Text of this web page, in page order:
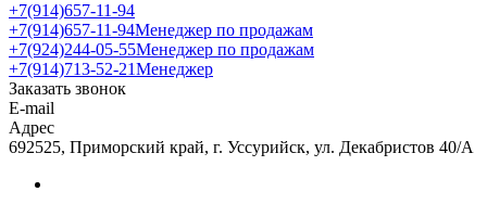
+7(914)657-11-94
+7(914)657-11-94Менеджер по продажам
+7(924)244-05-55Менеджер по продажам
+7(914)713-52-21Менеджер
Заказать звонок
E-mail
Адрес
692525, Приморский край, г. Уссурийск, ул. Декабристов 40/А